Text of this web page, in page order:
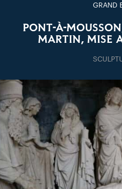
GRAND
PONT-À-
MARTIN, MISE